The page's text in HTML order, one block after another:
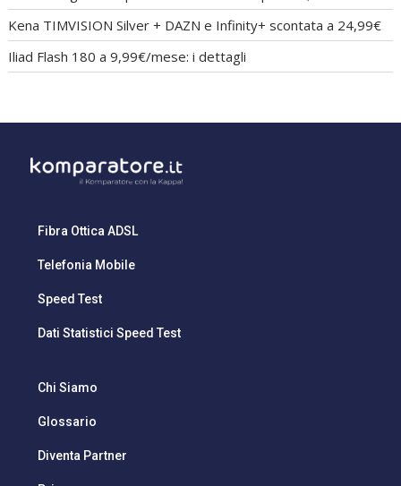
Kena TIMVISION Silver + DAZN e Infinity+ scontata a 24,99€
Iliad Flash 180 a 9,99€/mese: i dettagli
Fibra Ottica ADSL
Telefonia Mobile
Speed Test
Dati Statistici Speed Test
Chi Siamo
Glossario
Diventa Partner